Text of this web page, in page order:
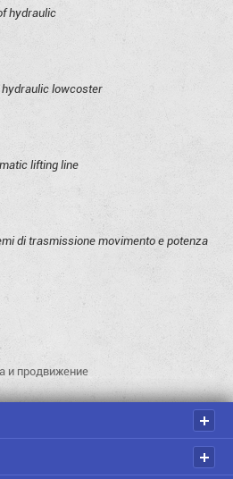
hydraulic
lowcoster
lifting line
di trasmissione movimento e potenza
и продвижение